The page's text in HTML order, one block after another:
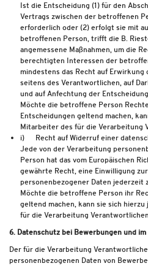
Ist die Entscheidung (1) für den
Vertrags zwischen der betroffenen
erforderlich oder (2) erfolgt sie mit
betroffenen Person, trifft die B.
angemessene Maßnahmen, um die
berechtigten Interessen der
mindestens das Recht auf
seitens des Verantwortlichen, auf
und auf Anfechtung der
Möchte die betroffene Person
Entscheidungen geltend machen,
Mitarbeiter des für die Verarbeitung
i) Recht auf Widerruf einer
Jede von der Verarbeitung
Person hat das vom Europäischen
gewährte Recht, eine Einwilligung
personenbezogener Daten jederzeit
Möchte die betroffene Person ihr
geltend machen, kann sie sich
für die Verarbeitung
6. Datenschutz bei Bewerbungen und
Der für die Verarbeitung
personenbezogenen Daten von